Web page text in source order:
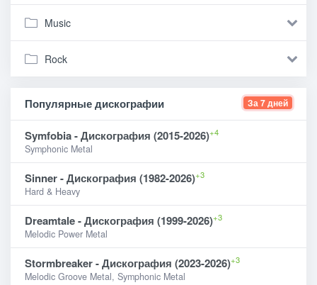
Music
Rock
Популярные дискографии За 7 дней
Symfobia - Дискография (2015-2026)+4
Symphonic Metal
Sinner - Дискография (1982-2026)+3
Hard & Heavy
Dreamtale - Дискография (1999-2026)+3
Melodic Power Metal
Stormbreaker - Дискография (2023-2026)+3
Melodic Groove Metal, Symphonic Metal